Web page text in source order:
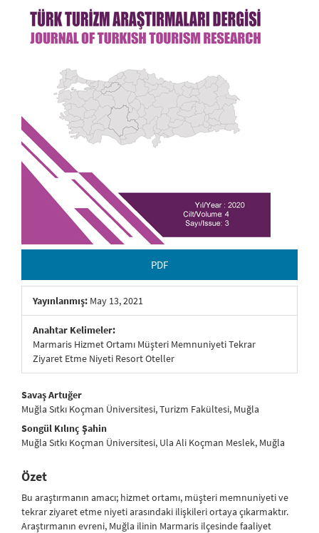
PDF
Yayınlanmış: May 13, 2021
Anahtar Kelimeler:
Marmaris Hizmet Ortamı Müşteri Memnuniyeti Tekrar
Ziyaret Etme Niyeti Resort Oteller
##plugins.themes.bootstrap3.article.main##
Savaş Artuğer
Muğla Sıtkı Koçman Üniversitesi, Turizm Fakültesi, Muğla
Songül Kılınç Şahin
Muğla Sıtkı Koçman Üniversitesi, Ula Ali Koçman Meslek, Muğla
Özet
Bu araştırmanın amacı; hizmet ortamı, müşteri memnuniyeti ve
tekrar ziyaret etme niyeti arasındaki ilişkileri ortaya çıkarmaktır.
Araştırmanın evreni, Muğla ilinin Marmaris ilçesinde faaliyet